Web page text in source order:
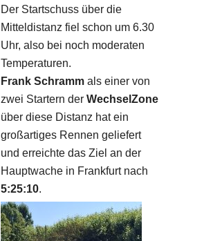
Der Startschuss über die
Mitteldistanz fiel schon um 6.30
Uhr, also bei noch moderaten
Temperaturen.
Frank Schramm als einer von
zwei Startern der WechselZone
über diese Distanz hat ein
großartiges Rennen geliefert
und erreichte das Ziel an der
Hauptwache in Frankfurt nach
5:25:10.